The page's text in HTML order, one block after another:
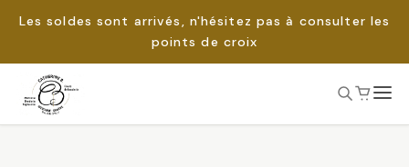
Les soldes sont arrivés, n'hésitez pas à consulter les
points de croix
Passer